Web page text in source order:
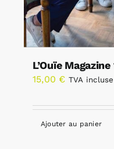
L’Ouïe
15,00 € TVA incluse
Ajouter au panier